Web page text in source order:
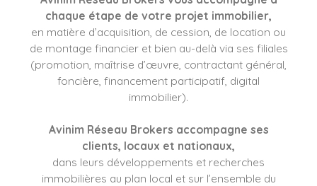
chaque étape de votre projet immobilier,
en matière d’acquisition, de cession, de location ou
de montage financier et bien au-delà via ses filiales
(promotion, maîtrise d’œuvre, contractant général,
foncière, financement participatif, digital
immobilier).
Avinim Réseau Brokers accompagne ses
clients, locaux et nationaux,
dans leurs développements et recherches
immobilières au plan local et sur l’ensemble du